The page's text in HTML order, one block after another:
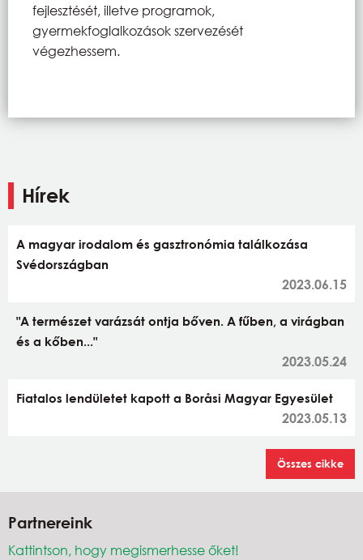
fejlesztését, illetve programok,
gyermekfoglalkozások szervezését
végezhessem.
Hírek
A magyar irodalom és gasztronómia találkozása
Svédországban
2023.06.15
"A természet varázsát ontja bőven. A fűben, a virágban
és a kőben..."
2023.05.24
Fiatalos lendületet kapott a Boråsi Magyar Egyesület
2023.05.13
Összes cikke
Partnereink
Kattintson, hogy megismerhesse őket!